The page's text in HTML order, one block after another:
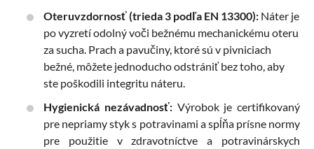
Oteruvzdornosť (trieda 3 podľa EN 13300): Náter je
po vyzretí odolný voči bežnému mechanickému oteru
za sucha. Prach a pavučiny, ktoré sú v pivniciach
bežné, môžete jednoducho odstrániť bez toho, aby
ste poškodili integritu náteru.
Hygienická nezávadnosť:Výrobok je certifikovaný
pre nepriamy styk s potravinami a spĺňa prísne normy
pre použitie v zdravotníctve a potravinárskych